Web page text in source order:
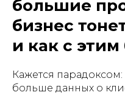
большие
бизнес
и как с этим
Кажется
больше данных о